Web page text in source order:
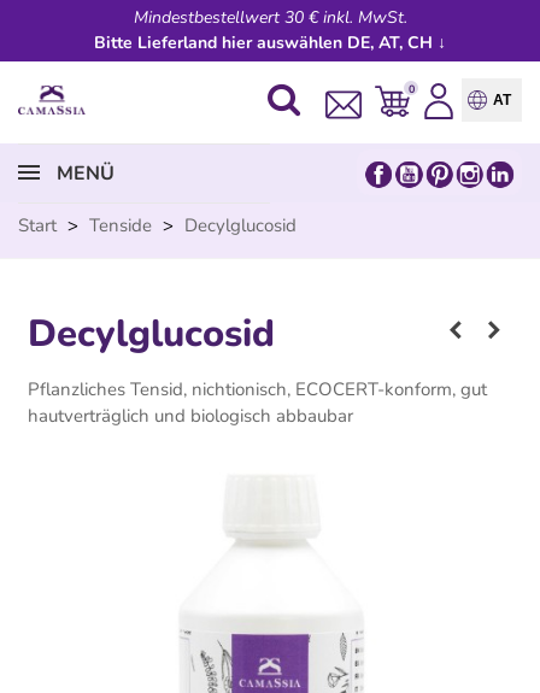
Mindestbestellwert 30 € inkl. MwSt.
Bitte Lieferland hier auswählen DE, AT, CH ↓
0
AT
MENÜ
Start > Tenside > Decylglucosid
Decylglucosid
Pflanzliches Tensid, nichtionisch, ECOCERT-konform, gut
hautverträglich und biologisch abbaubar